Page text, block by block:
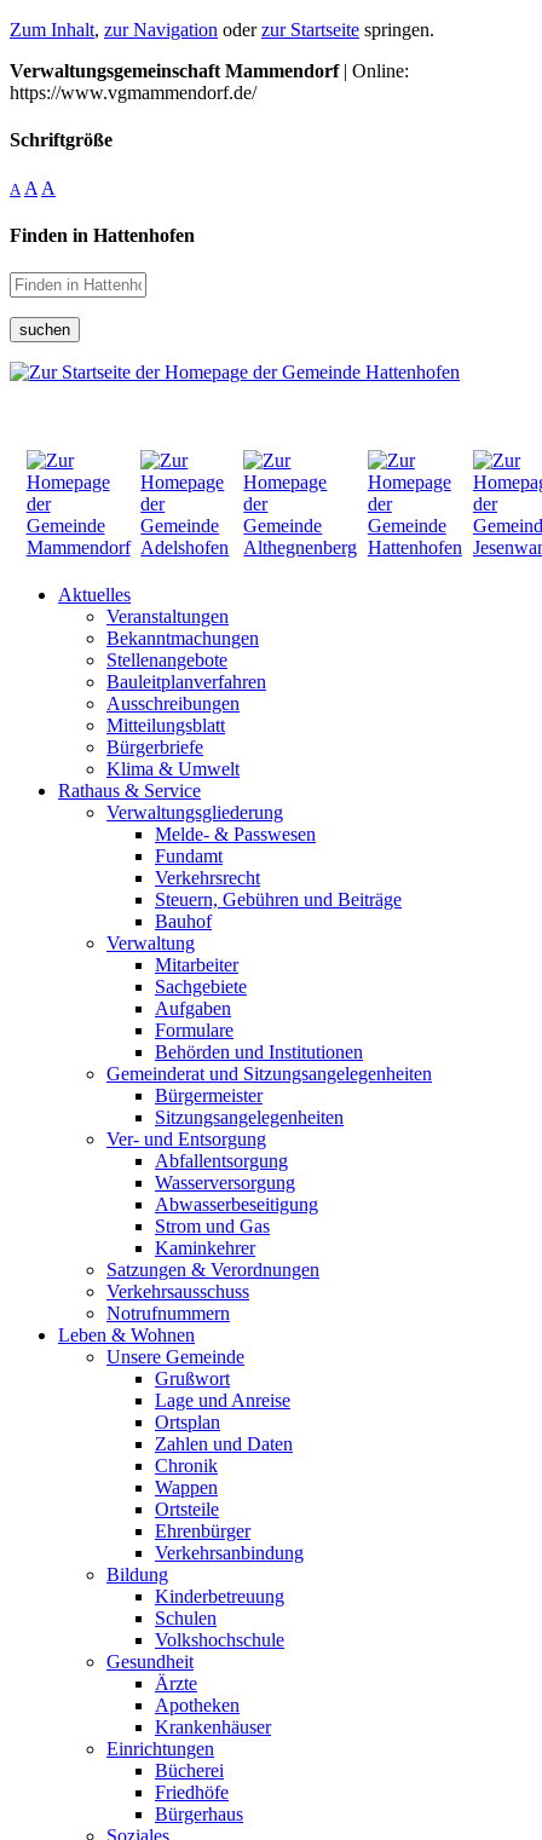
Zum Inhalt, zur Navigation oderzur Startseite springen.
Verwaltungsgemeinschaft Mammendorf| Online:
https://www.vgmammendorf.de/
Schriftgröße
A A A
Finden in Hattenhofen
suchen
Aktuelles
Veranstaltungen
Bekanntmachungen
Stellenangebote
Bauleitplanverfahren
Ausschreibungen
Mitteilungsblatt
Bürgerbriefe
Klima & Umwelt
Rathaus & Service
Verwaltungsgliederung
Melde- & Passwesen
Fundamt
Verkehrsrecht
Steuern, Gebühren und Beiträge
Bauhof
Verwaltung
Mitarbeiter
Sachgebiete
Aufgaben
Formulare
Behörden und Institutionen
Gemeinderat und Sitzungsangelegenheiten
Bürgermeister
Sitzungsangelegenheiten
Ver- und Entsorgung
Abfallentsorgung
Wasserversorgung
Abwasserbeseitigung
Strom und Gas
Kaminkehrer
Satzungen & Verordnungen
Verkehrsausschuss
Notrufnummern
Leben & Wohnen
Unsere Gemeinde
Grußwort
Lage und Anreise
Ortsplan
Zahlen und Daten
Chronik
Wappen
Ortsteile
Ehrenbürger
Verkehrsanbindung
Bildung
Kinderbetreuung
Schulen
Volkshochschule
Gesundheit
Ärzte
Apotheken
Krankenhäuser
Einrichtungen
Bücherei
Friedhöfe
Bürgerhaus
Soziales